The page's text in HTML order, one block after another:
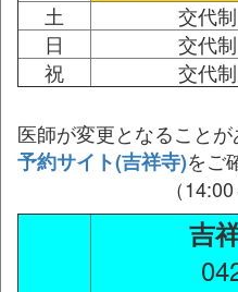
土
交代
日
交代
祝
交代
医師が変更となることが
予約サイト(吉祥寺)をご
（
吉